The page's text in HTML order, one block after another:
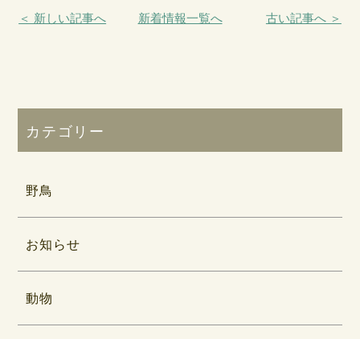
＜ 新しい記事へ 新着情報一覧へ 古い記事へ ＞
カテゴリー
野鳥
お知らせ
動物